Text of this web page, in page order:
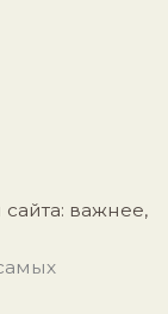
важнее,